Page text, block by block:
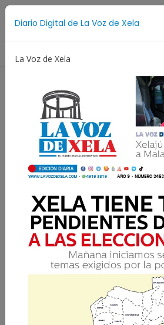
Diario Digital de La Voz de Xela
La Voz de Xela
Conflictividad
puede marcar
elecciones
estos son los
que vigilarán